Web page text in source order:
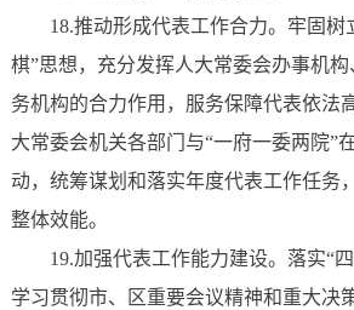
18.推动形成代表工作合力。牢固树
棋”思想，充分发挥人大常委会办事机
务机构的合力作用，服务保障代表依法
大常委会机关各部门与“一府一委两院”
动，统筹谋划和落实年度代表工作任务
整体效能。
19.加强代表工作能力建设。落实“
学习贯彻市、区重要会议精神和重大决